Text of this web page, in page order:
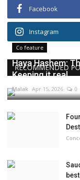
Facebook
Instagram
RECOMMENDED
Co feature
Haya Hashem:
Keeping it real...
Malak Apr 15, 2026 0